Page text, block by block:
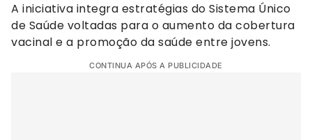
A iniciativa integra estratégias do Sistema Único
de Saúde voltadas para o aumento da cobertura
vacinal e a promoção da saúde entre jovens.
CONTINUA APÓS A PUBLICIDADE